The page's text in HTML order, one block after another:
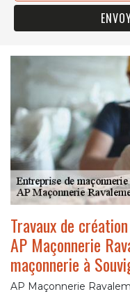
Travaux de
AP Maçonnerie
maçonnerie à
AP Maçonnerie